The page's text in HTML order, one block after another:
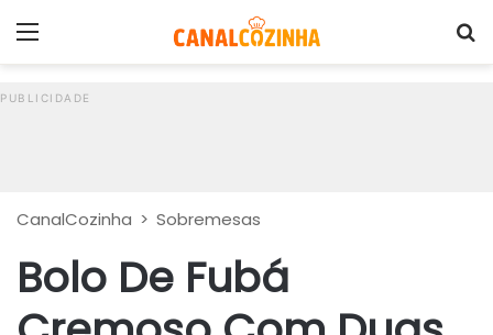
CanalCozinha > Sobremesas
Bolo De Fubá